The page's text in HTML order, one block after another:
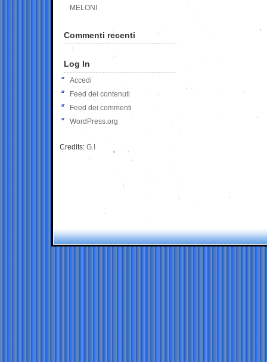
MELONI
Commenti recenti
Log In
Accedi
Feed dei contenuti
Feed dei commenti
WordPress.org
Credits: G.I